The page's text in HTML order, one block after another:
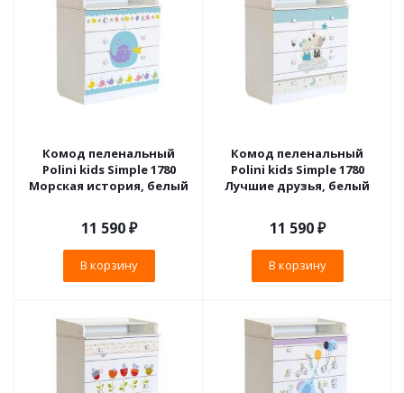
Комод пеленальный
Polini kids Simple 1780
Морская история, белый
11 590₽
В корзину
Комод пеленальный
Polini kids Simple 1780
Лучшие друзья, белый
11 590₽
В корзину